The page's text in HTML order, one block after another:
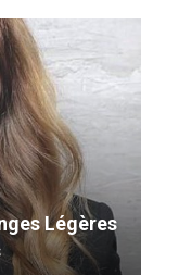
Qui